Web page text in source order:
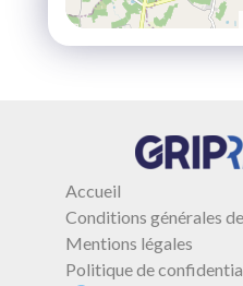
Accueil
Conditions générales
Mentions légales
Politique de